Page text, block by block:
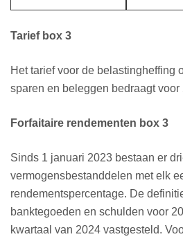
Tarief box 3
Het tarief voor de belastingheffing
sparen en beleggen bedraagt voor
Forfaitaire rendementen box 3
Sinds 1 januari 2023 bestaan er
vermogensbestanddelen met elk
rendementspercentage. De
banktegoeden en schulden voor
kwartaal van 2024 vastgesteld.